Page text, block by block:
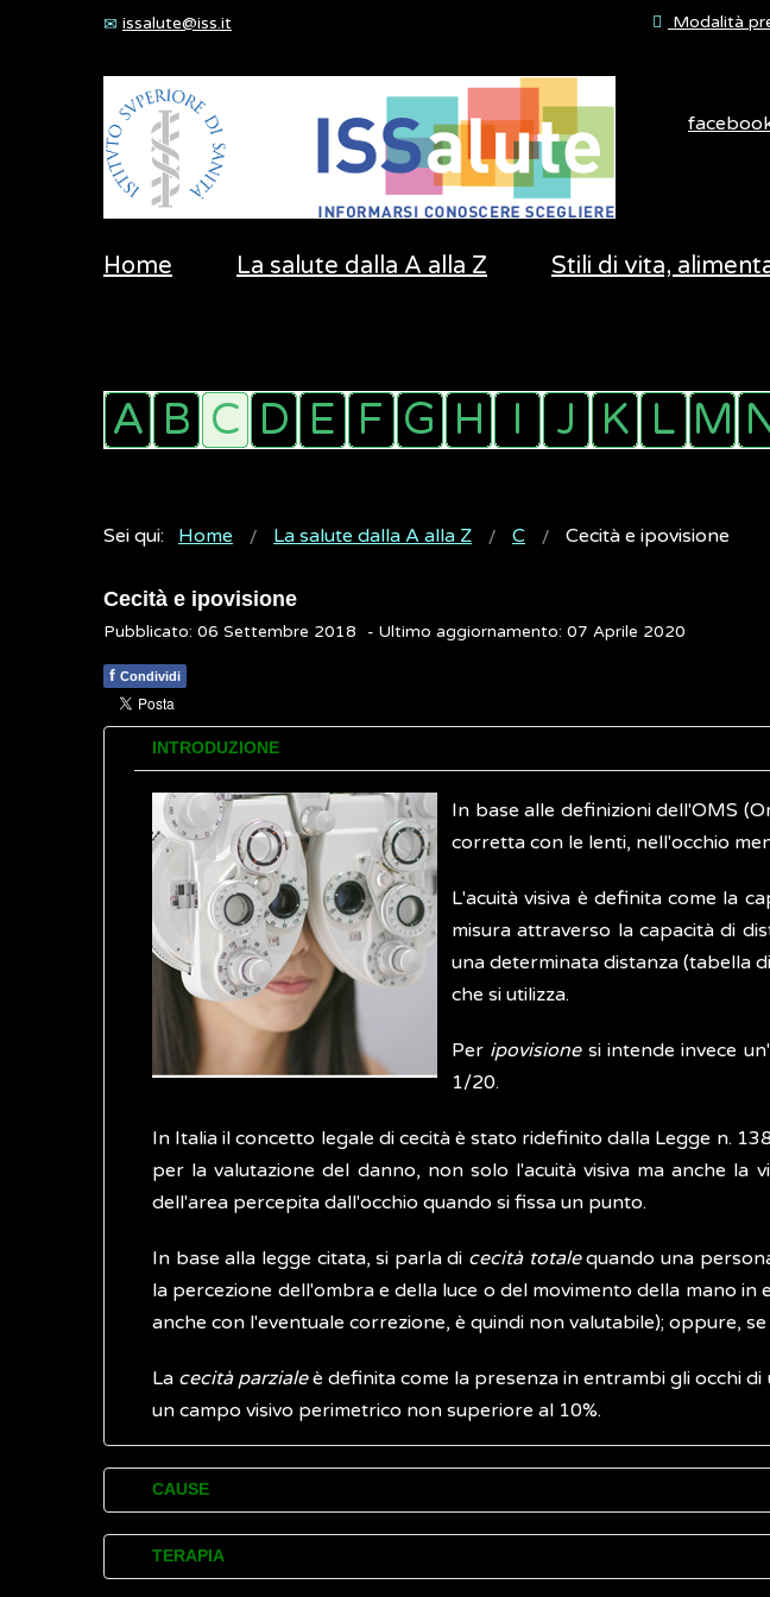
issalute@iss.it Modalità
Home La salute dalla A alla Z Stili di vita,
Sei qui: Home La salute dalla A alla Z C Cecità e ipovisione
Cecità e ipovisione
Pubblicato: 06 Settembre 2018 - Ultimo aggiornamento: 07 Aprile 2020
f Condividi
INTRODUZIONE
In base alle definizioni dell'OMS
corretta con le lenti, nell'occhio
L'acuità visiva è definita come la
misura attraverso la capacità di
una determinata distanza (tabella
che si utilizza.
Per ipovisionesi intende invece
1/20.
In Italia il concetto legale di cecità è stato ridefinito dalla Legge n.
per la valutazione del danno, non solo l'acuità visiva ma anche la
dell'area percepita dall'occhio quando si fissa un punto.
In base alla legge citata, si parla di cecità totalequando una
la percezione dell'ombra e della luce o del movimento della mano
anche con l'eventuale correzione, è quindi non valutabile); oppure,
La cecità parzialeè definita come la presenza in entrambi gli occhi
un campo visivo perimetrico non superiore al 10%.
CAUSE
Nel 2015, i casi di cecità stimati nel mondo erano 36 milioni. La
principale (circa il 50% dei casi), è rappresentata dallacataratta
TERAPIA